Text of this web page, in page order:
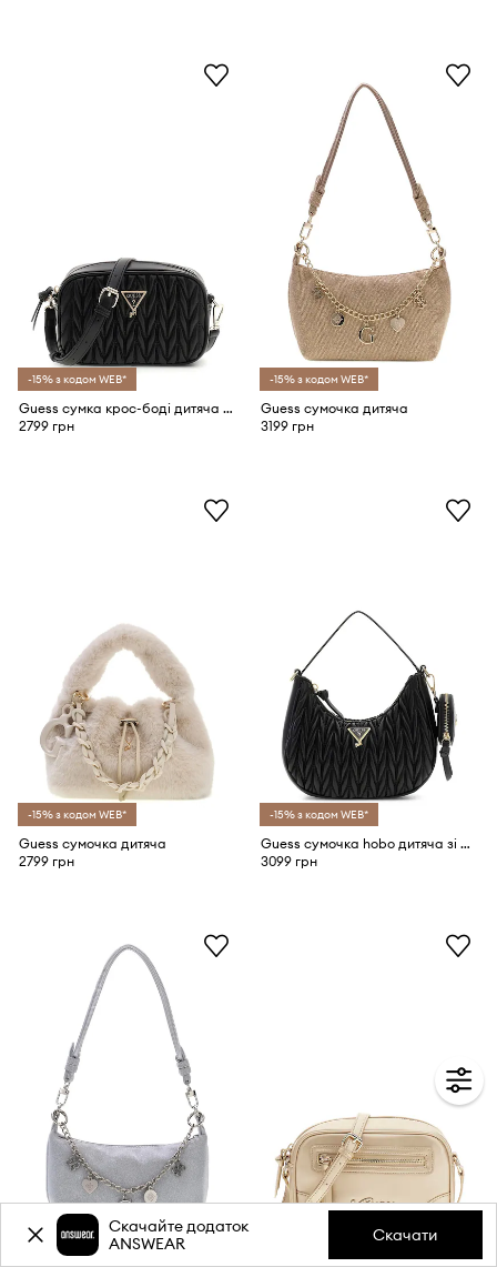
-15% з кодом WEB*
Guess сумка крос-боді дитяча зі штучної шкіри
2799 грн
-15% з кодом WEB*
Guess сумочка дитяча
3199 грн
-15% з кодом WEB*
Guess сумочка дитяча
2799 грн
-15% з кодом WEB*
Guess сумочка hobo дитяча зі штучної шкіри
3099 грн
-15% з кодом WEB*
Скачайте додаток
ANSWEAR
Скачати